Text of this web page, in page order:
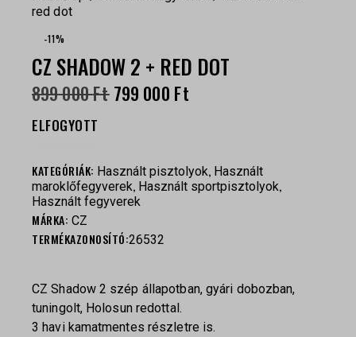
red dot
-11%
CZ SHADOW 2 + RED DOT
899 000Ft799 000 Ft
ELFOGYOTT
KATEGÓRIÁK: Használt pisztolyok, Használt
maroklőfegyverek, Használt sportpisztolyok,
Használt fegyverek
MÁRKA: CZ
TERMÉKAZONOSÍTÓ:26532
CZ Shadow 2 szép állapotban, gyári dobozban,
tuningolt, Holosun redottal.
3 havi kamatmentes részletre is.